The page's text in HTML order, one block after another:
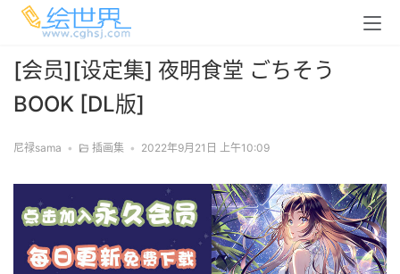
[会员][设定集] 夜明食堂 ごちそう
BOOK [DL版]
尼禄sama • 插画集 • 2022年9月21日 上午10:09